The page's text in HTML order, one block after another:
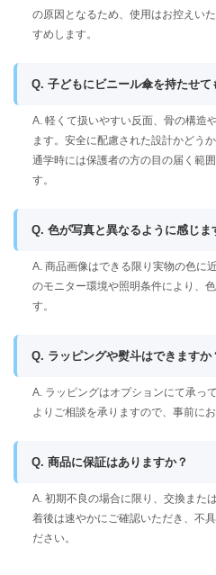
の原因となるため、使用はお控えい
すめします。
Q. 子どもにビニール傘を持たせて
A. 軽くて扱いやすい反面、骨の構造
ます。安全に配慮された設計かどう
通学時には保護者の方の目の届く範
す。
Q. 色が写真と異なるように感じま
A. 商品画像はできる限り実物の色に
のモニター環境や照明条件により、
す。
Q. ラッピングや熨斗はできますか
A. ラッピングはオプションにて承っ
よりご相談を承りますので、事前に
Q. 商品に保証はありますか？
A. 初期不良の場合に限り、交換また
着後は速やかにご確認いただき、不
ださい。